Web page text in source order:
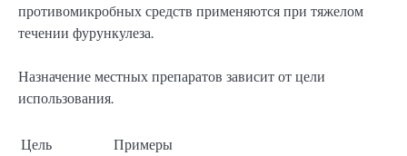
противомикробных средств применяются при тяжелом
течении фурункулеза.
Назначение местных препаратов зависит от цели
использования.
Цель Примеры